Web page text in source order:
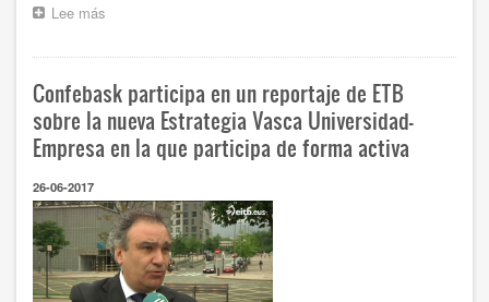
Lee más
Confebask
vamos
a
impulsar
dual’
Confebask participa en un reportaje de ETB
sobre la nueva Estrategia Vasca Universidad-
Empresa en la que participa de forma activa
26-06-2017